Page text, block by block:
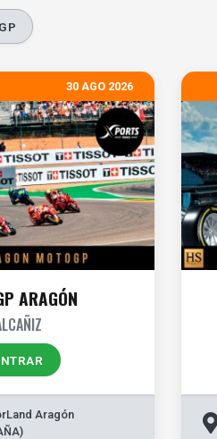
30 AGO 2026
ARAGÓN
Aragón